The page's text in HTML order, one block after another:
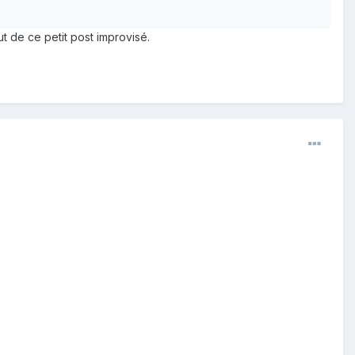
de ce petit post improvisé.